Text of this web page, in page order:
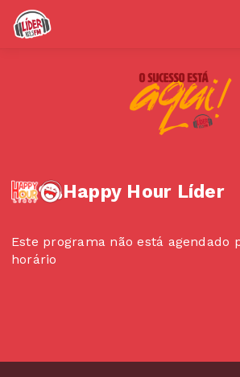
Happy Hour Líder
Este programa não está agendado
horário